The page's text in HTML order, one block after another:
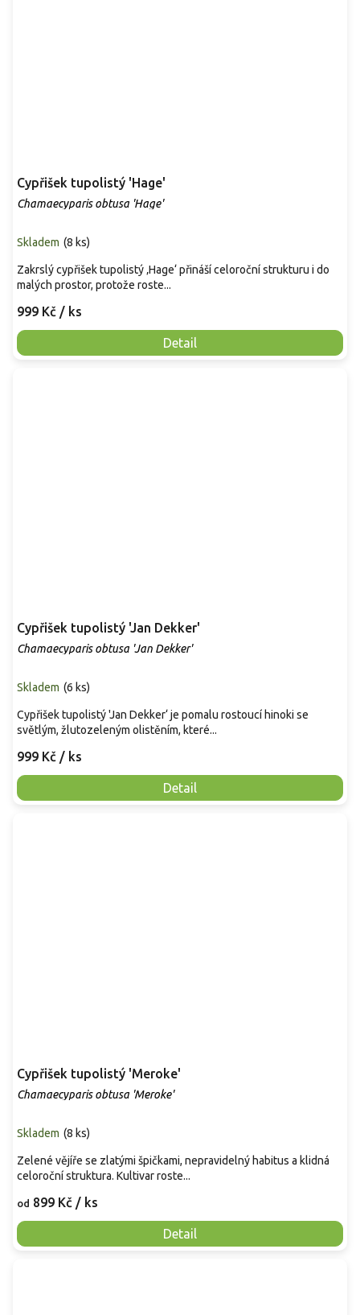
Cypřišek tupolistý 'Hage'
Chamaecyparis obtusa 'Hage'
Skladem (8 ks)
999 Kč / ks
Detail
Zakrslý cypřišek tupolistý ‚Hage‘ přináší celoroční strukturu i do
malých prostor, protože roste...
Cypřišek tupolistý 'Jan Dekker'
Chamaecyparis obtusa 'Jan Dekker'
Skladem (6 ks)
999 Kč / ks
Detail
Cypřišek tupolistý 'Jan Dekker‘ je pomalu rostoucí hinoki se
světlým, žlutozeleným olistěním, které...
Cypřišek tupolistý 'Meroke'
Chamaecyparis obtusa 'Meroke'
Skladem (8 ks)
od 899 Kč / ks
Detail
Zelené vějíře se zlatými špičkami, nepravidelný habitus a klidná
celoroční struktura. Kultivar roste...